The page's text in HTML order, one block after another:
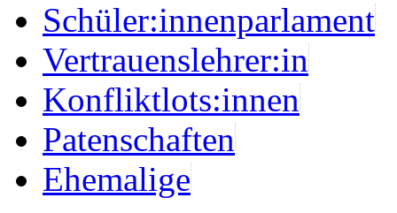
Schüler:innenparlament
Vertrauenslehrer:in
Konfliktlots:innen
Patenschaften
Ehemalige